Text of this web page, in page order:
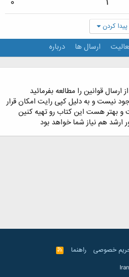
پیدا کردن
ارسال ها درباره
قوانین را مطالعه بفرمائید
نیست و به دلیل کپی رایت امکان قرار
بهتر هست این کتاب رو تهیه کنین
ارشد هم نیاز شما خواهد بود
خصوصی راهنما
R
S